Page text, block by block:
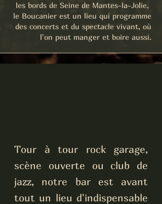
les bords de Seine de Mantes-la-Jolie,
le Boucanier est un lieu qui programme
des concerts et du spectacle vivant, où
l'on peut manger et boire aussi.
Tour à tour rock garage,
scène ouverte ou club de
jazz, notre bar est avant
tout un lieu d'indispensable